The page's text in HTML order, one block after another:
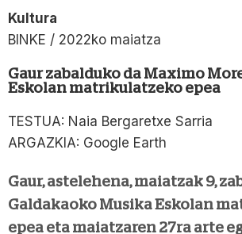
Kultura
BINKE / 2022ko maiatza
Gaur zabalduko da Maximo
Eskolan matrikulatzeko epea
TESTUA: Naia Bergaretxe Sarria
ARGAZKIA: Google Earth
Gaur, astelehena, maiatzak 9,
Galdakaoko Musika Eskolan
epea eta maiatzaren 27ra arte